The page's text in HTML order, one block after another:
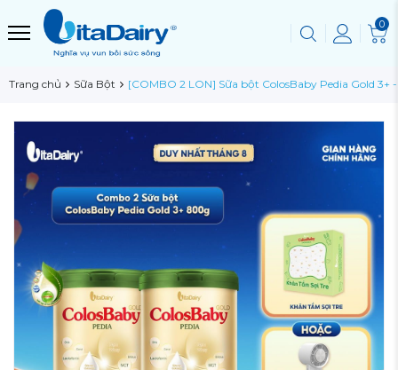
0
Trang chủ Sữa Bột [COMBO 2 LON] Sữa bột ColosBaby Pedia Gold 3+